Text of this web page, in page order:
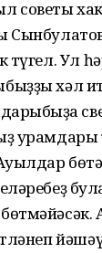
советы
түгел. Ул
хәл
урамдары